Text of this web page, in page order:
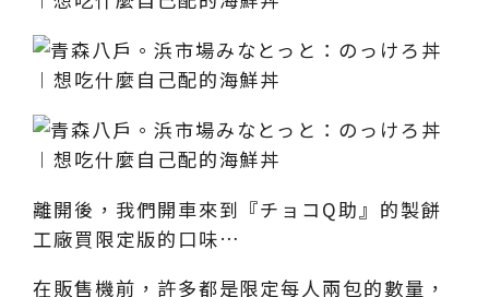
離開後，我們開車來到『チョコQ助』的製餅
工廠買限定版的口味…
在販售機前，許多都是限定每人兩包的數量，